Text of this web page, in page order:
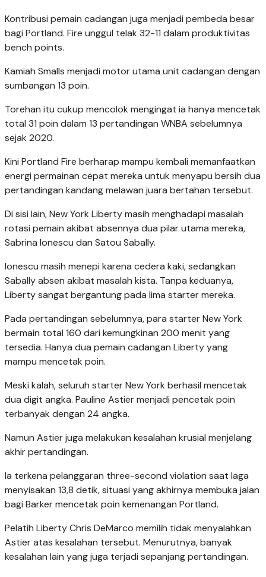
Kontribusi pemain cadangan juga menjadi pembeda besar
bagi Portland. Fire unggul telak 32-11 dalam produktivitas
bench points.
Kamiah Smalls menjadi motor utama unit cadangan dengan
sumbangan 13 poin.
Torehan itu cukup mencolok mengingat ia hanya mencetak
total 31 poin dalam 13 pertandingan WNBA sebelumnya
sejak 2020.
Kini Portland Fire berharap mampu kembali memanfaatkan
energi permainan cepat mereka untuk menyapu bersih dua
pertandingan kandang melawan juara bertahan tersebut.
Di sisi lain, New York Liberty masih menghadapi masalah
rotasi pemain akibat absennya dua pilar utama mereka,
Sabrina Ionescu dan Satou Sabally.
Ionescu masih menepi karena cedera kaki, sedangkan
Sabally absen akibat masalah kista. Tanpa keduanya,
Liberty sangat bergantung pada lima starter mereka.
Pada pertandingan sebelumnya, para starter New York
bermain total 160 dari kemungkinan 200 menit yang
tersedia. Hanya dua pemain cadangan Liberty yang
mampu mencetak poin.
Meski kalah, seluruh starter New York berhasil mencetak
dua digit angka. Pauline Astier menjadi pencetak poin
terbanyak dengan 24 angka.
Namun Astier juga melakukan kesalahan krusial menjelang
akhir pertandingan.
Ia terkena pelanggaran three-second violation saat laga
menyisakan 13,8 detik, situasi yang akhirnya membuka jalan
bagi Barker mencetak poin kemenangan Portland.
Pelatih Liberty Chris DeMarco memilih tidak menyalahkan
Astier atas kesalahan tersebut. Menurutnya, banyak
kesalahan lain yang juga terjadi sepanjang pertandingan.